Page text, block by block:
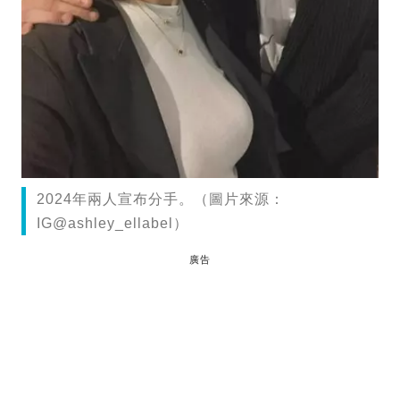
2024年兩人宣布分手。（圖片來源：
IG@ashley_ellabel）
廣告